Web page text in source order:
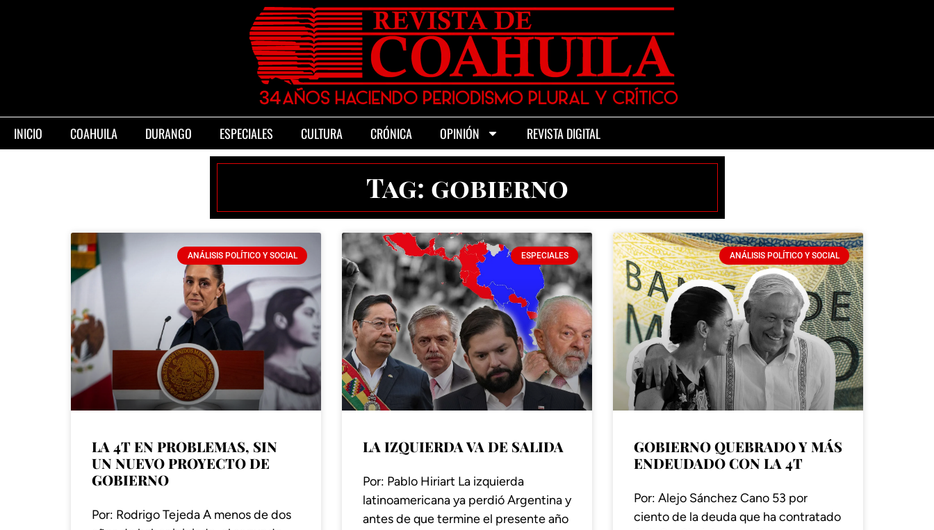
INICIO COAHUILA DURANGO ESPECIALES CULTURA CRÓNICA OPINIÓN REVISTA DIGITAL
Tag: gobierno
ANÁLISIS POLÍTICO Y SOCIAL
LA 4T EN PROBLEMAS, SIN
UN NUEVO PROYECTO DE
GOBIERNO
Por: Rodrigo Tejeda A menos de dos
ESPECIALES
LA IZQUIERDA VA DE SALIDA
Por: Pablo Hiriart La izquierda
latinoamericana ya perdió Argentina y
antes de que termine el presente año
ANÁLISIS POLÍTICO Y SOCIAL
GOBIERNO QUEBRADO Y MÁS
ENDEUDADO CON LA 4T
Por: Alejo Sánchez Cano 53 por
ciento de la deuda que ha contratado